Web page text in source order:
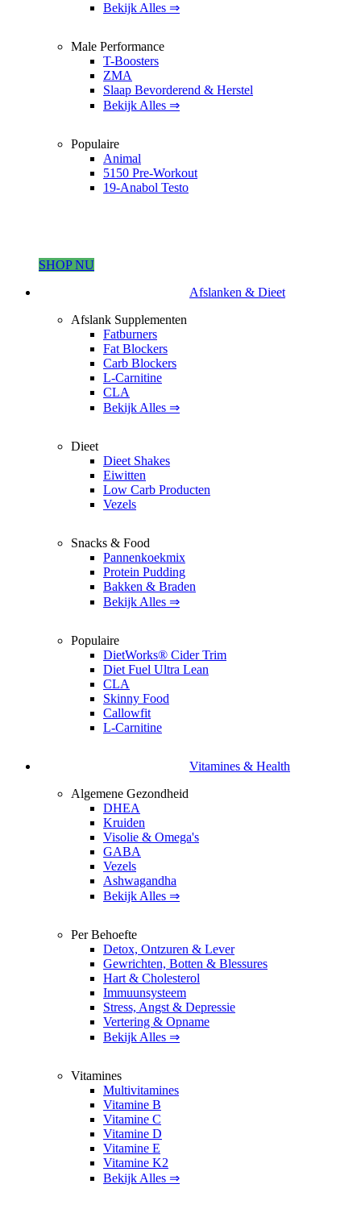
Bekijk Alles ⇒
Male Performance
T-Boosters
ZMA
Slaap Bevorderend & Herstel
Bekijk Alles ⇒
Populaire
Animal
5150 Pre-Workout
19-Anabol Testo
SHOP NU
Afslanken & Dieet
Afslank Supplementen
Fatburners
Fat Blockers
Carb Blockers
L-Carnitine
CLA
Bekijk Alles ⇒
Dieet
Dieet Shakes
Eiwitten
Low Carb Producten
Vezels
Snacks & Food
Pannenkoekmix
Protein Pudding
Bakken & Braden
Bekijk Alles ⇒
Populaire
DietWorks® Cider Trim
Diet Fuel Ultra Lean
CLA
Skinny Food
Callowfit
L-Carnitine
Vitamines & Health
Algemene Gezondheid
DHEA
Kruiden
Visolie & Omega's
GABA
Vezels
Ashwagandha
Bekijk Alles ⇒
Per Behoefte
Detox, Ontzuren & Lever
Gewrichten, Botten & Blessures
Hart & Cholesterol
Immuunsysteem
Stress, Angst & Depressie
Vertering & Opname
Bekijk Alles ⇒
Vitamines
Multivitamines
Vitamine B
Vitamine C
Vitamine D
Vitamine E
Vitamine K2
Bekijk Alles ⇒